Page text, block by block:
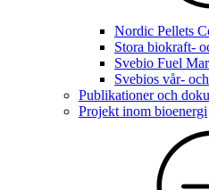
Nordic Pellets
Stora biokraft-
Svebio Fuel
Svebios vår-
Publikationer och
Projekt inom bioenergi